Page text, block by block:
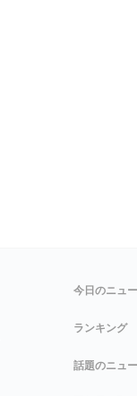
今日のニュ
ランキング
話題のニュ